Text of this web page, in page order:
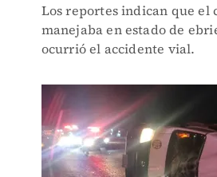
Los reportes indican que el
manejaba en estado de
ocurrió el accidente vial.